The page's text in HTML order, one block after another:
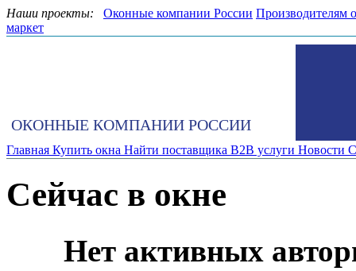
Наши проекты: Оконные компании России Производителям
маркет
ОКОННЫЕ КОМПАНИИ РОССИИ
Главная Купить окна Найти поставщика B2B услуги Новости
Сейчас в окне
Нет активных